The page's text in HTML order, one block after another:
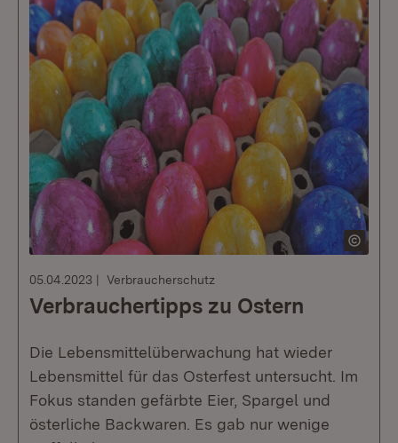
05.04.2023 Verbraucherschutz
Verbrauchertipps zu Ostern
Die Lebensmittelüberwachung hat wieder
Lebensmittel für das Osterfest untersucht. Im
Fokus standen gefärbte Eier, Spargel und
österliche Backwaren. Es gab nur wenige